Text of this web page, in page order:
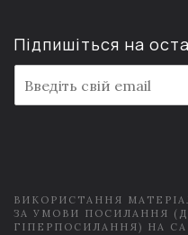
Підпишіться на
m
a
ВИКОРИСТАННЯ
ЗА УМОВИ ПОСИЛАННЯ
ГІПЕРПОСИЛАННЯ) НА